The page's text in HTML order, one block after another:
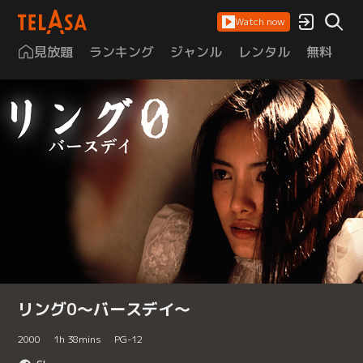
Watch now
見放題 ランキング ジャンル レンタル 無料
リング0～バースデイ～
2000 1h 38mins PG-12